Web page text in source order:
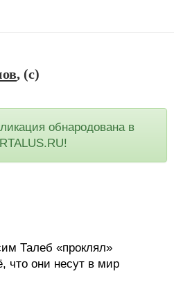
, (c)
обнародована в
Талеб «проклял»
что они несут в мир